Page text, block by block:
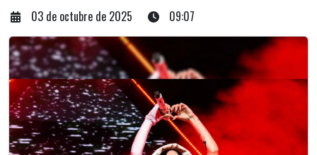
03 de octubre de 2025 09:07